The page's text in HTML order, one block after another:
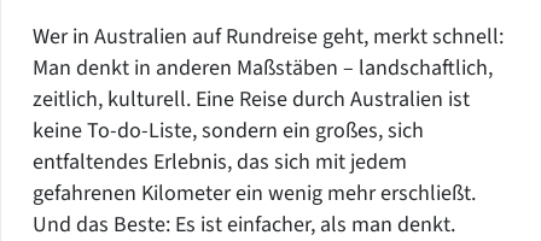
Wer in Australien auf Rundreise geht, merkt schnell:
Man denkt in anderen Maßstäben – landschaftlich,
zeitlich, kulturell. Eine Reise durch Australien ist
keine To-do-Liste, sondern ein großes, sich
entfaltendes Erlebnis, das sich mit jedem
gefahrenen Kilometer ein wenig mehr erschließt.
Und das Beste: Es ist einfacher, als man denkt.